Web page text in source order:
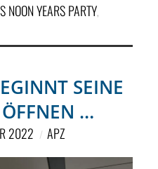
NOON YEARS PARTY,
SEINE
…
2022 APZ